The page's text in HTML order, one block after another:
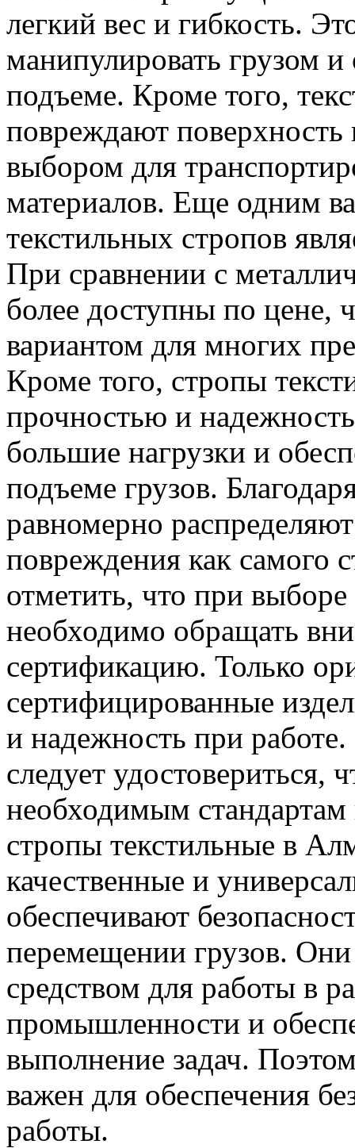
легкий вес и гибкость.
манипулировать грузом и
подъеме. Кроме того,
повреждают поверхность
выбором для
материалов. Еще одним
текстильных стропов
При сравнении с
более доступны по цене,
вариантом для многих
Кроме того, стропы
прочностью и
большие нагрузки и
подъеме грузов.
равномерно
повреждения как самого
отметить, что при
необходимо обращать
сертификацию. Только
сертифицированные
и надежность при
следует удостовериться,
необходимым
стропы текстильные в
качественные и
обеспечивают
перемещении грузов.
средством для работы в
промышленности и
выполнение задач.
важен для обеспечения
работы.